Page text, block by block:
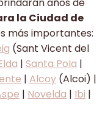
la Ciudad de
más importantes:
(Sant Vicent del
| Santa Pola |
| Alcoy (Alcoi) |
| Novelda | Ibi |